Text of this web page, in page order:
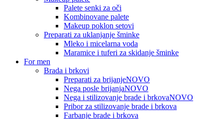
Palete senki za oči
Kombinovane palete
Makeup poklon setovi
Preparati za uklanjanje šminke
Mleko i micelarna voda
Maramice i tuferi za skidanje šminke
For men
Brada i brkovi
Preparati za brijanjeNOVO
Nega posle brijanjaNOVO
Nega i stilizovanje brade i brkovaNOVO
Pribor za stilizovanje brade i brkova
Farbanje brade i brkova